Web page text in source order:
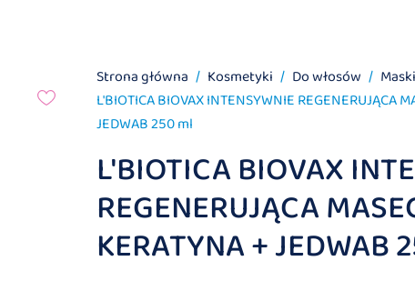
Strona główna Kosmetyki Do włosów
L'BIOTICA BIOVAX INTENSYWNIE REGENERUJĄCA
JEDWAB 250 ml
L'BIOTICA BIOVAX
REGENERUJĄCA
KERATYNA + JEDWAB